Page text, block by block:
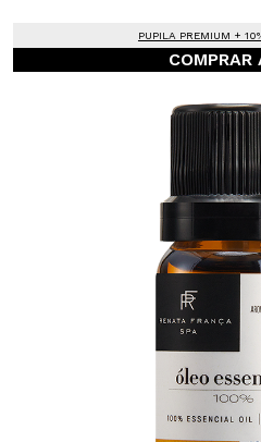
PUPILA PREMIUM +
COMPRAR